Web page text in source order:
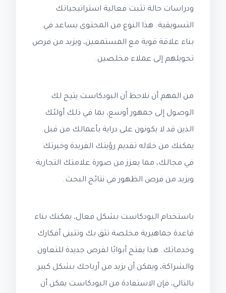
ودراسات حالة تثبت فعالية استراتيجياتك
التسويقية. هذا النوع من المحتوى يساعد في
بناء علاقة قوية مع المستمعين، ويزيد من فرص
تحويلهم إلى عملاء مخلصين.
من المهم أن نلاحظ أن البودكاست يتيح لك
الوصول إلى جمهور أوسع، بما في ذلك أولئك
الذين قد لا يكونون على دراية بأعمالك من قبل.
يمكنك من خلاله تقديم رؤيتك الفريدة وخبرتك
في مجالك، مما يعزز من صورة علامتك التجارية
ويزيد من فرص الظهور في نتائج البحث.
باستخدام البودكاست بشكل فعال، يمكنك بناء
قاعدة جماهيرية مخلصة تثق بك وتتبنى أفكارك
وخدماتك. هذا يفتح أبوابًا لفرص جديدة للتعاون
والشراكة، ويمكن أن يزيد من أرباحك بشكل كبير.
بالتالي، فإن الاستفادة من البودكاست يمكن أن